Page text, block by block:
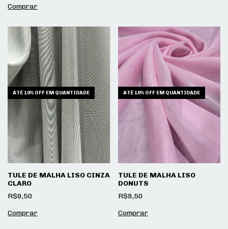
ATÉ 10% OFF EM QUANTIDADE
TULE DE MALHA LISO CINZA
CLARO
R$9,50
ATÉ 10% OFF EM QUANTIDADE
TULE DE MALHA LISO
DONUTS
R$9,50